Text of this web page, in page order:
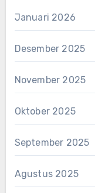
Januari 2026
Desember 2025
November 2025
Oktober 2025
September 2025
Agustus 2025